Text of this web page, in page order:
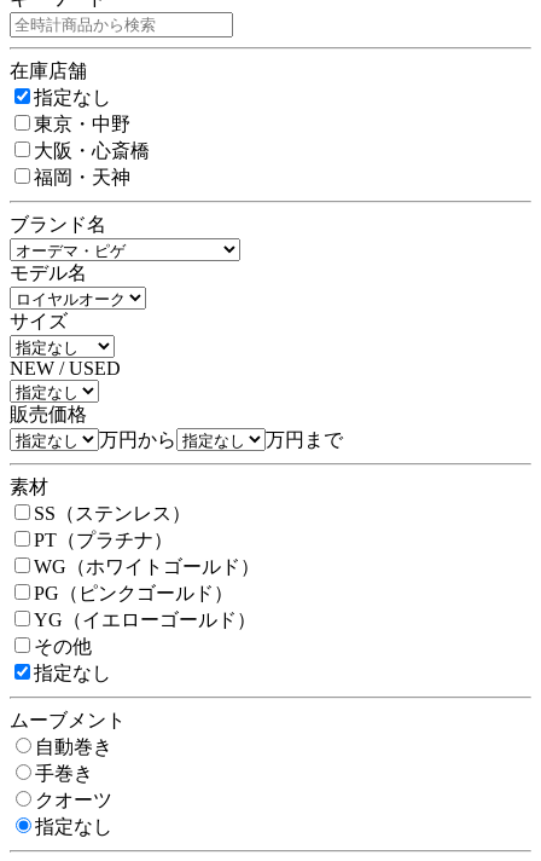
在庫店舗
指定なし
東京・中野
大阪・心斎橋
福岡・天神
ブランド名
モデル名
サイズ
NEW / USED
販売価格
万円から
万円まで
素材
SS（ステンレス）
PT（プラチナ）
WG（ホワイトゴールド）
PG（ピンクゴールド）
YG（イエローゴールド）
その他
指定なし
ムーブメント
自動巻き
手巻き
クオーツ
指定なし